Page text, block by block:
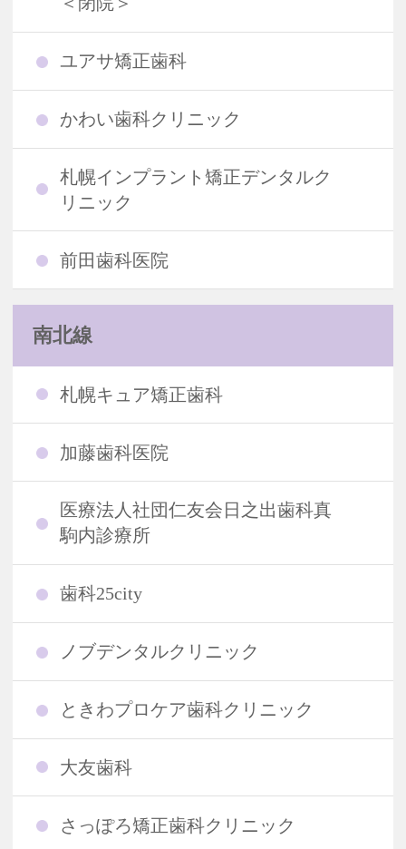
ユアサ矯正歯科
かわい歯科クリニック
札幌インプラント矯正デンタルク
リニック
前田歯科医院
南北線
札幌キュア矯正歯科
加藤歯科医院
医療法人社団仁友会日之出歯科真
駒内診療所
歯科25city
ノブデンタルクリニック
ときわプロケア歯科クリニック
大友歯科
さっぽろ矯正歯科クリニック